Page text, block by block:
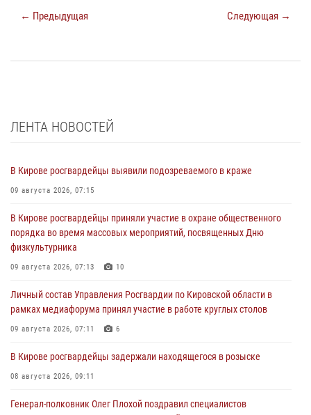
← Предыдущая Следующая →
ЛЕНТА НОВОСТЕЙ
В Кирове росгвардейцы выявили подозреваемого в краже
09 августа 2026, 07:15
В Кирове росгвардейцы приняли участие в охране общественного
порядка во время массовых мероприятий, посвященных Дню
физкультурника
09 августа 2026, 07:13 10
Личный состав Управления Росгвардии по Кировской области в
рамках медиафорума принял участие в работе круглых столов
09 августа 2026, 07:11 6
В Кирове росгвардейцы задержали находящегося в розыске
08 августа 2026, 09:11
Генерал-полковник Олег Плохой поздравил специалистов